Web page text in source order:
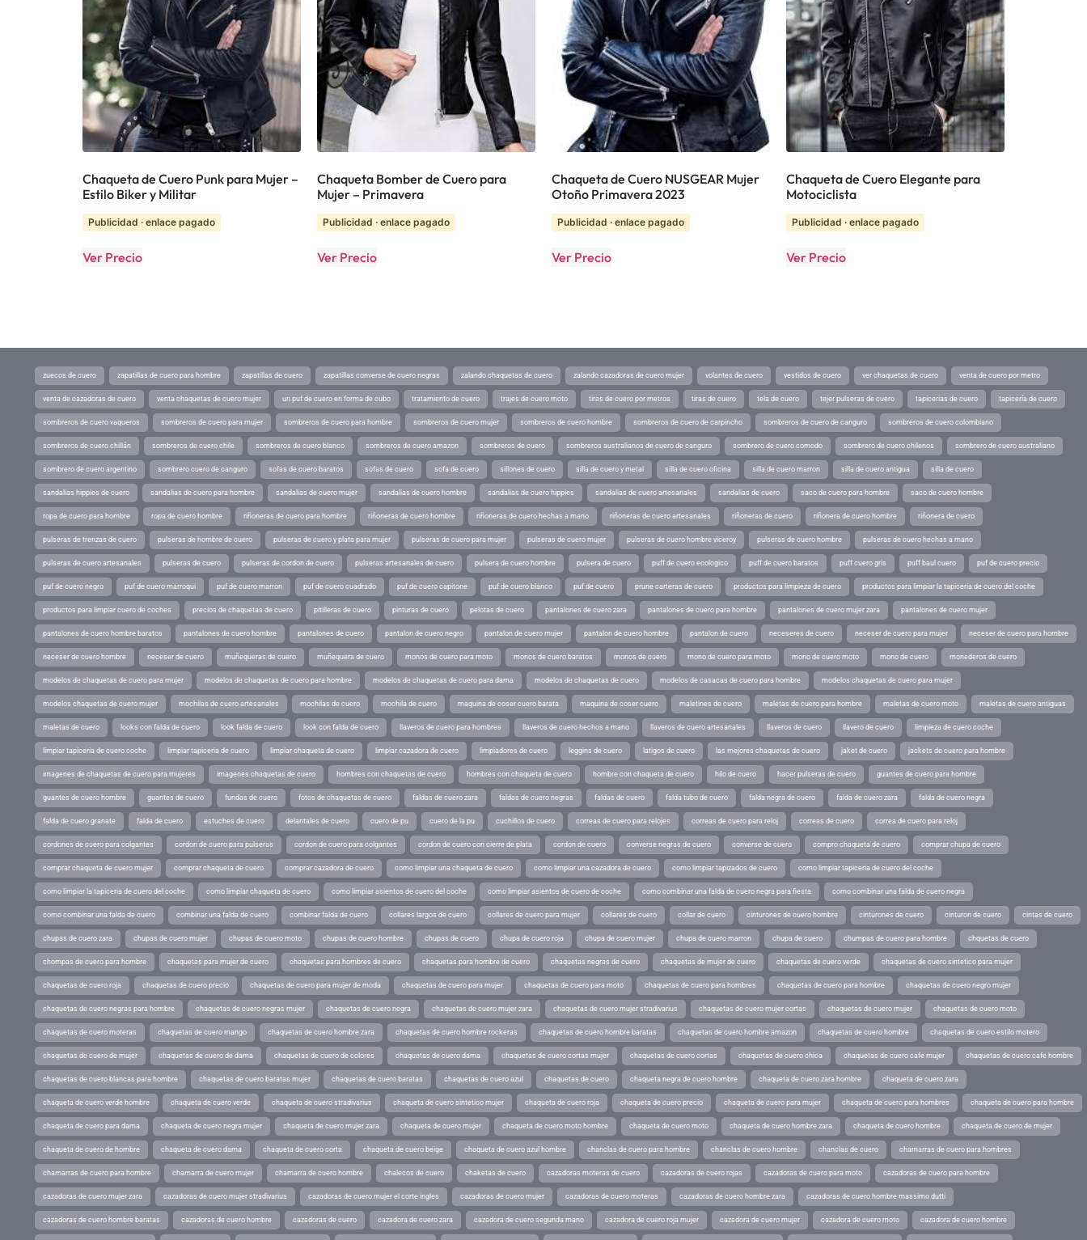
Chaqueta de Cuero Punk para Mujer –
Estilo Biker y Militar
Publicidad · enlace pagado
Ver Precio
Chaqueta Bomber de Cuero para
Mujer – Primavera
Publicidad · enlace pagado
Ver Precio
Chaqueta de Cuero NUSGEAR Mujer
Otoño Primavera 2023
Publicidad · enlace pagado
Ver Precio
Chaqueta de Cuero Elegante para
Motociclista
Publicidad · enlace pagado
Ver Precio
zuecos de cuero zapatillas de cuero para hombre zapatillas de cuero zapatillas converse de cuero negras zalando chaquetas de cuero zalando cazadoras de cuero mujer volantes de cuero vestidos de cuero ver chaquetas de cuero venta de cuero por metro
venta de cazadoras de cuero venta chaquetas de cuero mujer un puf de cuero en forma de cubo tratamiento de cuero trajes de cuero moto tiras de cuero por metros tiras de cuero tela de cuero tejer pulseras de cuero tapicerias de cuero tapicería de cuero
sombreros de cuero vaqueros sombreros de cuero para mujer sombreros de cuero para hombre sombreros de cuero mujer sombreros de cuero hombre sombreros de cuero de carpincho sombreros de cuero de canguro sombreros de cuero colombiano
sombreros de cuero chillán sombreros de cuero chile sombreros de cuero blanco sombreros de cuero amazon sombreros de cuero sombreros australianos de cuero de canguro sombrero de cuero comodo sombrero de cuero chilenos sombrero de cuero australiano
sombrero de cuero argentino sombrero cuero de canguro sofas de cuero baratos sofas de cuero sofa de cuero sillones de cuero silla de cuero y metal silla de cuero oficina silla de cuero marron silla de cuero antigua silla de cuero
sandalias hippies de cuero sandalias de cuero para hombre sandalias de cuero mujer sandalias de cuero hombre sandalias de cuero hippies sandalias de cuero artesanales sandalias de cuero saco de cuero para hombre saco de cuero hombre
ropa de cuero para hombre ropa de cuero hombre riñoneras de cuero para hombre riñoneras de cuero hombre riñoneras de cuero hechas a mano riñoneras de cuero artesanales riñoneras de cuero riñonera de cuero hombre riñonera de cuero
pulseras de trenzas de cuero pulseras de hombre de cuero pulseras de cuero y plata para mujer pulseras de cuero para mujer pulseras de cuero mujer pulseras de cuero hombre viceroy pulseras de cuero hombre pulseras de cuero hechas a mano
pulseras de cuero artesanales pulseras de cuero pulseras de cordon de cuero pulseras artesanales de cuero pulsera de cuero hombre pulsera de cuero puff de cuero ecologico puff de cuero baratos puff cuero gris puff baul cuero puf de cuero precio
puf de cuero negro puf de cuero marroqui puf de cuero marron puf de cuero cuadrado puf de cuero capitone puf de cuero blanco puf de cuero prune carteras de cuero productos para limpieza de cuero productos para limpiar la tapiceria de cuero del coche
productos para limpiar cuero de coches precios de chaquetas de cuero pitilleras de cuero pinturas de cuero pelotas de cuero pantalones de cuero zara pantalones de cuero para hombre pantalones de cuero mujer zara pantalones de cuero mujer
pantalones de cuero hombre baratos pantalones de cuero hombre pantalones de cuero pantalon de cuero negro pantalon de cuero mujer pantalon de cuero hombre pantalon de cuero neceseres de cuero neceser de cuero para mujer neceser de cuero para hombre
neceser de cuero hombre neceser de cuero muñequeras de cuero muñequera de cuero monos de cuero para moto monos de cuero baratos monos de cuero mono de cuero para moto mono de cuero moto mono de cuero monederos de cuero
modelos de chaquetas de cuero para mujer modelos de chaquetas de cuero para hombre modelos de chaquetas de cuero para dama modelos de chaquetas de cuero modelos de casacas de cuero para hombre modelos chaquetas de cuero para mujer
modelos chaquetas de cuero mujer mochilas de cuero artesanales mochilas de cuero mochila de cuero maquina de coser cuero barata maquina de coser cuero maletines de cuero maletas de cuero para hombre maletas de cuero moto maletas de cuero antiguas
maletas de cuero looks con falda de cuero look falda de cuero look con falda de cuero llaveros de cuero para hombres llaveros de cuero hechos a mano llaveros de cuero artesanales llaveros de cuero llavero de cuero limpieza de cuero coche
limpiar tapiceria de cuero coche limpiar tapiceria de cuero limpiar chaqueta de cuero limpiar cazadora de cuero limpiadores de cuero leggins de cuero latigos de cuero las mejores chaquetas de cuero jaket de cuero jackets de cuero para hombre
imagenes de chaquetas de cuero para mujeres imagenes chaquetas de cuero hombres con chaquetas de cuero hombres con chaqueta de cuero hombre con chaqueta de cuero hilo de cuero hacer pulseras de cuero guantes de cuero para hombre
guantes de cuero hombre guantes de cuero fundas de cuero fotos de chaquetas de cuero faldas de cuero zara faldas de cuero negras faldas de cuero falda tubo de cuero falda negra de cuero falda de cuero zara falda de cuero negra
falda de cuero granate falda de cuero estuches de cuero delantales de cuero cuero de pu cuero de la pu cuchillos de cuero correas de cuero para relojes correas de cuero para reloj correas de cuero correa de cuero para reloj
cordones de cuero para colgantes cordon de cuero para pulseras cordon de cuero para colgantes cordon de cuero con cierre de plata cordon de cuero converse negras de cuero converse de cuero compro chaqueta de cuero comprar chupa de cuero
comprar chaqueta de cuero mujer comprar chaqueta de cuero comprar cazadora de cuero como limpiar una chaqueta de cuero como limpiar una cazadora de cuero como limpiar tapizados de cuero como limpiar tapiceria de cuero del coche
como limpiar la tapiceria de cuero del coche como limpiar chaqueta de cuero como limpiar asientos de cuero del coche como limpiar asientos de cuero de coche como combinar una falda de cuero negra para fiesta como combinar una falda de cuero negra
como combinar una falda de cuero combinar una falda de cuero combinar falda de cuero collares largos de cuero collares de cuero para mujer collares de cuero collar de cuero cinturones de cuero hombre cinturones de cuero cinturon de cuero cintas de cuero
chupas de cuero zara chupas de cuero mujer chupas de cuero moto chupas de cuero hombre chupas de cuero chupa de cuero roja chupa de cuero mujer chupa de cuero marron chupa de cuero chumpas de cuero para hombre chquetas de cuero
chompas de cuero para hombre chaquetas para mujer de cuero chaquetas para hombres de cuero chaquetas para hombre de cuero chaquetas negras de cuero chaquetas de mujer de cuero chaquetas de cuero verde chaquetas de cuero sintetico para mujer
chaquetas de cuero roja chaquetas de cuero precio chaquetas de cuero para mujer de moda chaquetas de cuero para mujer chaquetas de cuero para moto chaquetas de cuero para hombres chaquetas de cuero para hombre chaquetas de cuero negro mujer
chaquetas de cuero negras para hombre chaquetas de cuero negras mujer chaquetas de cuero negra chaquetas de cuero mujer zara chaquetas de cuero mujer stradivarius chaquetas de cuero mujer cortas chaquetas de cuero mujer chaquetas de cuero moto
chaquetas de cuero moteras chaquetas de cuero mango chaquetas de cuero hombre zara chaquetas de cuero hombre rockeras chaquetas de cuero hombre baratas chaquetas de cuero hombre amazon chaquetas de cuero hombre chaquetas de cuero estilo motero
chaquetas de cuero de mujer chaquetas de cuero de dama chaquetas de cuero de colores chaquetas de cuero dama chaquetas de cuero cortas mujer chaquetas de cuero cortas chaquetas de cuero chica chaquetas de cuero cafe mujer chaquetas de cuero cafe hombre
chaquetas de cuero blancas para hombre chaquetas de cuero baratas mujer chaquetas de cuero baratas chaquetas de cuero azul chaquetas de cuero chaqueta negra de cuero hombre chaqueta de cuero zara hombre chaqueta de cuero zara
chaqueta de cuero verde hombre chaqueta de cuero verde chaqueta de cuero stradivarius chaqueta de cuero sintetico mujer chaqueta de cuero roja chaqueta de cuero precio chaqueta de cuero para mujer chaqueta de cuero para hombres chaqueta de cuero para hombre
chaqueta de cuero para dama chaqueta de cuero negra mujer chaqueta de cuero mujer zara chaqueta de cuero mujer chaqueta de cuero moto hombre chaqueta de cuero moto chaqueta de cuero hombre zara chaqueta de cuero hombre chaqueta de cuero de mujer
chaqueta de cuero de hombre chaqueta de cuero dama chaqueta de cuero corta chaqueta de cuero beige chaqueta de cuero azul hombre chanclas de cuero para hombre chanclas de cuero hombre chanclas de cuero chamarras de cuero para hombres
chamarras de cuero para hombre chamarra de cuero mujer chamarra de cuero hombre chalecos de cuero chaketas de cuero cazadoras moteras de cuero cazadoras de cuero rojas cazadoras de cuero para moto cazadoras de cuero para hombre
cazadoras de cuero mujer zara cazadoras de cuero mujer stradivarius cazadoras de cuero mujer el corte ingles cazadoras de cuero mujer cazadoras de cuero moteras cazadoras de cuero hombre zara cazadoras de cuero hombre massimo dutti
cazadoras de cuero hombre baratas cazadoras de cuero hombre cazadoras de cuero cazadora de cuero zara cazadora de cuero segunda mano cazadora de cuero roja mujer cazadora de cuero mujer cazadora de cuero moto cazadora de cuero hombre